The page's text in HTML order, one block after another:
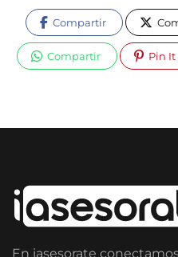
Compartir
Compartir Pin It
En iasesorate